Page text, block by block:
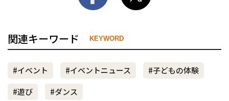
関連キーワード KEYWORD
#イベント #イベントニュース
#子どもの体験
#遊び
#ダンス